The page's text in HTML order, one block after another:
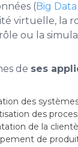
(Big Data
virtuelle, la
ou la
de ses
des systèmes
des
de la
de